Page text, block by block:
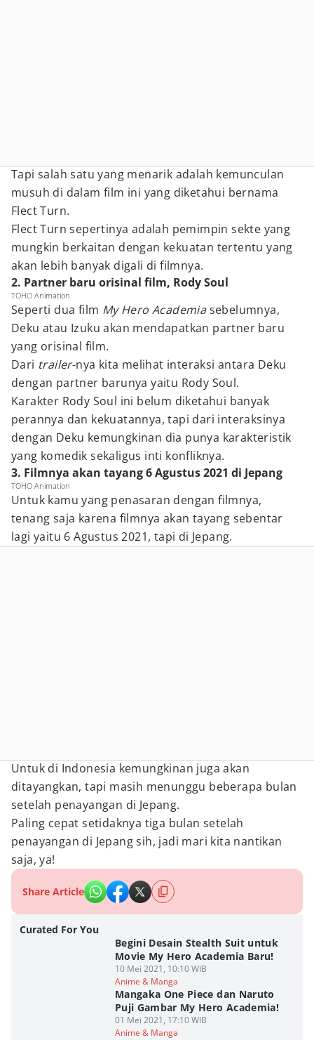
Tapi salah satu yang menarik adalah kemunculan
musuh di dalam film ini yang diketahui bernama
Flect Turn.
Flect Turn sepertinya adalah pemimpin sekte yang
mungkin berkaitan dengan kekuatan tertentu yang
akan lebih banyak digali di filmnya.
2. Partner baru orisinal film, Rody Soul
TOHO Animation
Seperti dua film My Hero Academiasebelumnya,
Deku atau Izuku akan mendapatkan partner baru
yang orisinal film.
Dari trailer-nya kita melihat interaksi antara Deku
dengan partner barunya yaitu Rody Soul.
Karakter Rody Soul ini belum diketahui banyak
perannya dan kekuatannya, tapi dari interaksinya
dengan Deku kemungkinan dia punya karakteristik
yang komedik sekaligus inti konfliknya.
3. Filmnya akan tayang 6 Agustus 2021 di Jepang
TOHO Animation
Untuk kamu yang penasaran dengan filmnya,
tenang saja karena filmnya akan tayang sebentar
lagi yaitu 6 Agustus 2021, tapi di Jepang.
Untuk di Indonesia kemungkinan juga akan
ditayangkan, tapi masih menunggu beberapa bulan
setelah penayangan di Jepang.
Paling cepat setidaknya tiga bulan setelah
penayangan di Jepang sih, jadi mari kita nantikan
saja, ya!
Share Article
Curated For You
Begini Desain Stealth Suit untuk
Movie My Hero Academia Baru!
10 Mei 2021, 10:10 WIB
Anime & Manga
Mangaka One Piece dan Naruto
Puji Gambar My Hero Academia!
01 Mei 2021, 17:10 WIB
Anime & Manga